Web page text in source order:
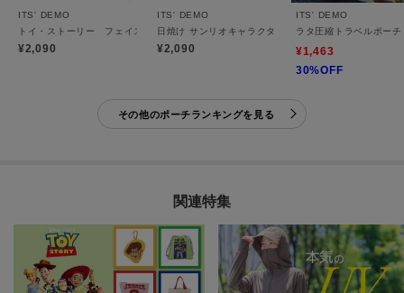
ITS' DEMO
トイ・ストーリー フェイスさがらポーチ
¥2,090
ITS' DEMO
日焼け サンリオキャラクターズ フェイスさがらポーチ
¥2,090
ITS' DEMO
ラタ圧縮トラベルポーチ
¥1,463
30%OFF
その他のポーチランキングを見る
関連特集